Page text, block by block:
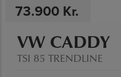
73.900 Kr.
VW CADDY
TSI 85 TRENDLINE